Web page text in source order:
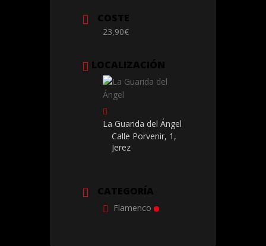
COSTE
23,90€
LOCALIZACIÓN
La Guarida del Ángel
Calle Porvenir, 1,
Jerez
CATEGORÍA
Flamenco